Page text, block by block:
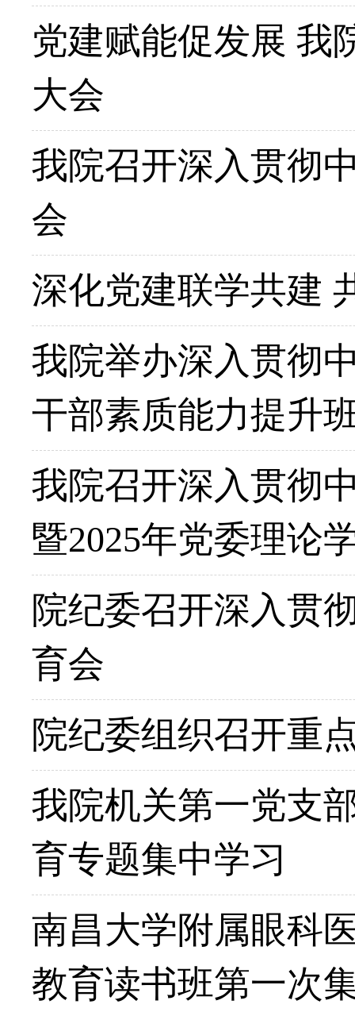
党建赋能促发展 我
大会
我院召开深入贯彻
会
深化党建联学共建
我院举办深入贯彻
干部素质能力提升
我院召开深入贯彻
暨2025年党委理论
院纪委召开深入贯
育会
院纪委组织召开重
我院机关第一党支
育专题集中学习
南昌大学附属眼科
教育读书班第一次